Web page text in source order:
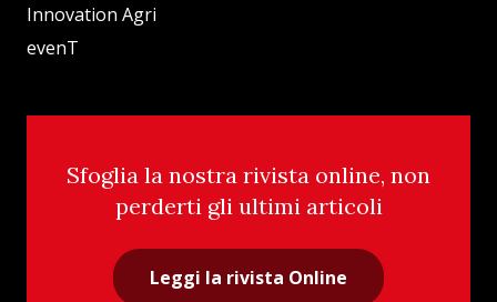
Innovation Agri
evenT
Sfoglia la nostra rivista online, non
perderti gli ultimi articoli
Leggi la rivista Online